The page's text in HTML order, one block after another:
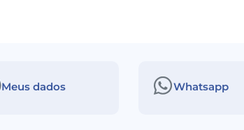
Meus dados Whatsapp